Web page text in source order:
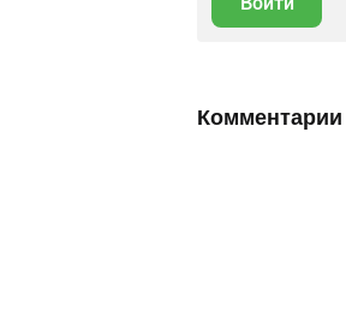
Комментарии